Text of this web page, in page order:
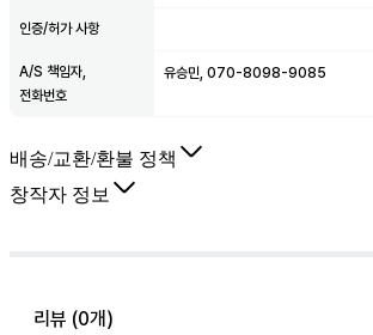
인증/허가 사항
A/S 책임자,
전화번호
유승민, 070-8098-9085
배송/교환/환불 정책
창작자 정보
리뷰 (0개)